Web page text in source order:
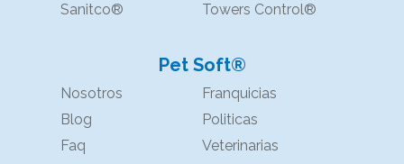
Sanitco®
Towers Control®
Pet Soft®
Nosotros
Franquicias
Blog
Politicas
Faq
Veterinarias